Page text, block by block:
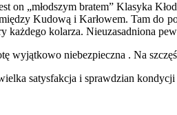
on „młodszym bratem” Klasyka
Kudową i Karłowem. Tam do
kolarza. Nieuzasadniona
wyjątkowo niebezpieczna . Na
satysfakcja i sprawdzian